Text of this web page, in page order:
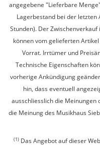
angegebene "Lieferbare
Lagerbestand bei der
Stunden). Der
können vom gelieferten
Vorrat. Irrtümer und
Technische Eigenschaften
vorherige Ankündigung
hin, dass eventuell
ausschliesslich die Meinungen
die Meinung des Musikhaus
(1) Das Angebot auf dieser